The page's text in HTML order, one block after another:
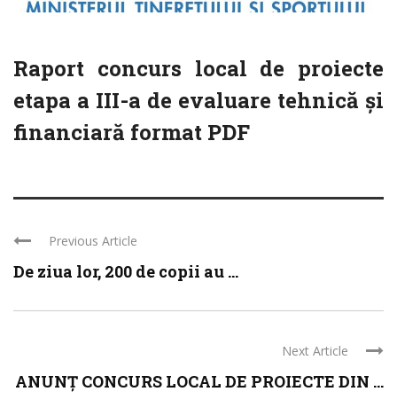
Raport concurs local de proiecte
etapa a III-a de evaluare tehnică și
financiară format PDF
Previous Article
De ziua lor, 200 de copii au ...
Next Article
ANUNŢ CONCURS LOCAL DE PROIECTE DIN ...